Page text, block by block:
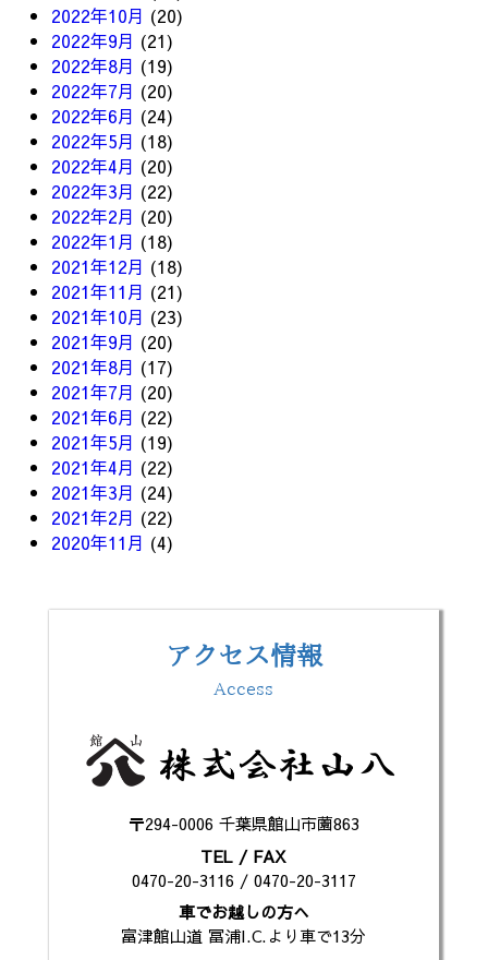
2022年10月 (20)
2022年9月 (21)
2022年8月 (19)
2022年7月 (20)
2022年6月 (24)
2022年5月 (18)
2022年4月 (20)
2022年3月 (22)
2022年2月 (20)
2022年1月 (18)
2021年12月 (18)
2021年11月 (21)
2021年10月 (23)
2021年9月 (20)
2021年8月 (17)
2021年7月 (20)
2021年6月 (22)
2021年5月 (19)
2021年4月 (22)
2021年3月 (24)
2021年2月 (22)
2020年11月 (4)
アクセス情報
Access
〒294-0006 千葉県館山市薗863
TEL / FAX
0470-20-3116 / 0470-20-3117
車でお越しの方へ
富津館山道 冨浦I.C.より車で13分